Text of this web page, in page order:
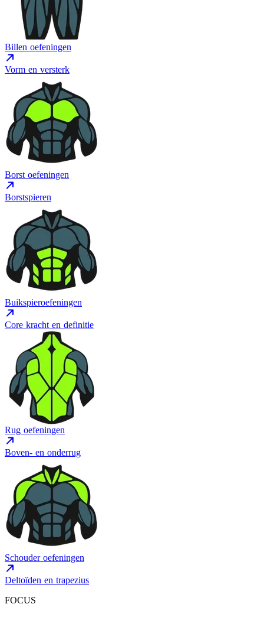
Billen oefeningen
Vorm en versterk
Borst oefeningen
Borstspieren
Buikspieroefeningen
Core kracht en definitie
Rug oefeningen
Boven- en onderrug
Schouder oefeningen
Deltoïden en trapezius
FOCUS